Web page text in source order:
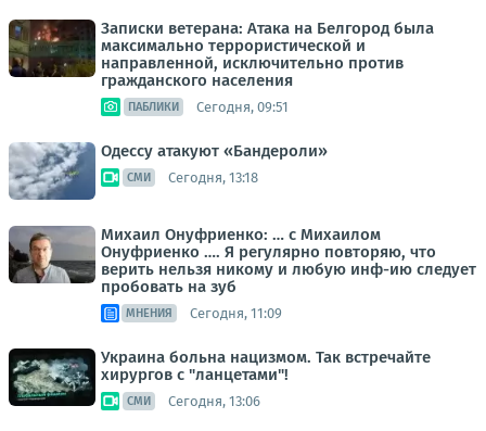
Записки ветерана: Атака на Белгород была
максимально террористической и
направленной, исключительно против
гражданского населения
ПАБЛИКИ Сегодня, 09:51
Одессу атакуют «Бандероли»
СМИ Сегодня, 13:18
Михаил Онуфриенко: … с Михаилом
Онуфриенко …. Я регулярно повторяю, что
верить нельзя никому и любую инф-ию следует
пробовать на зуб
МНЕНИЯ Сегодня, 11:09
Украина больна нацизмом. Так встречайте
хирургов с "ланцетами"!
СМИ Сегодня, 13:06